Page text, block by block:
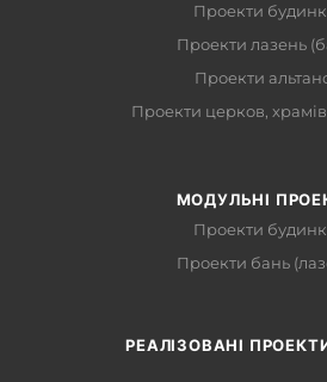
Проекти
Проекти лазень
Проекти
Проекти церков,
МОДУЛЬНІ
Проекти
Проекти бань
РЕАЛІЗОВАНІ